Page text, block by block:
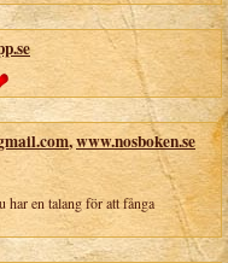
,www.nosboken.se
en talang för att fånga